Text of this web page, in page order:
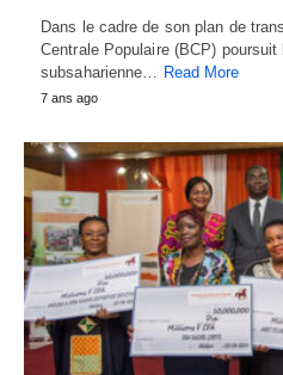
Dans le cadre de son plan de
Centrale Populaire (BCP)
subsaharienne… Read More
7 ans ago